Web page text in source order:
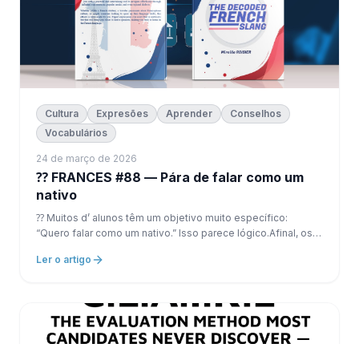
Cultura Expresões Aprender
Conselhos
Vocabulários
24 de março de 2026
⁇ FRANCES #88 — Pára de falar como um
nativo
⁇ Muitos d’ alunos têm um objetivo muito específico:
“Quero falar como um nativo.” Isso parece lógico.Afinal, os
pode tornar-se uma armadilha.
Ler o artigo